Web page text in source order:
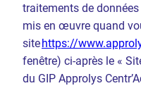
traitements de
mis en œuvre quand
sitehttps://
fenêtre) ci-après le «
du GIP Approlys